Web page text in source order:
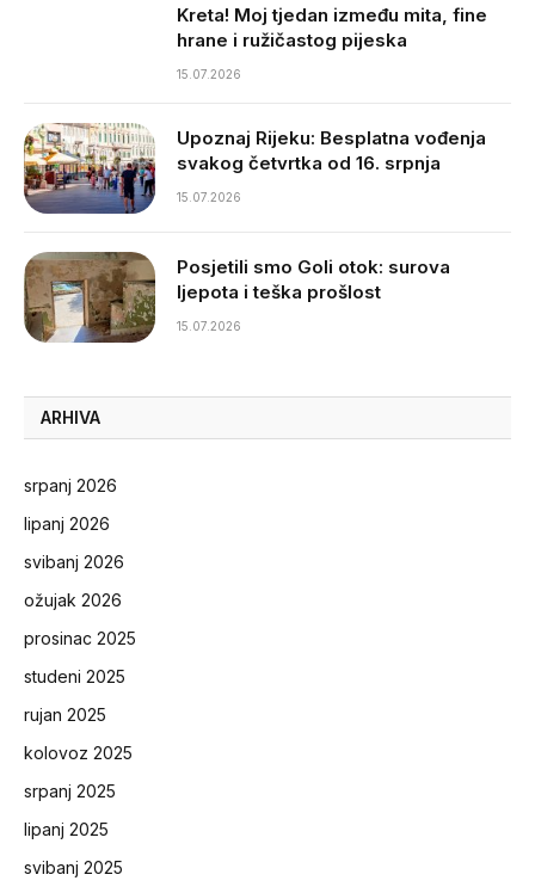
Kreta! Moj tjedan između mita, fine
hrane i ružičastog pijeska
15.07.2026
Upoznaj Rijeku: Besplatna vođenja
svakog četvrtka od 16. srpnja
15.07.2026
Posjetili smo Goli otok: surova
ljepota i teška prošlost
15.07.2026
ARHIVA
srpanj 2026
lipanj 2026
svibanj 2026
ožujak 2026
prosinac 2025
studeni 2025
rujan 2025
kolovoz 2025
srpanj 2025
lipanj 2025
svibanj 2025